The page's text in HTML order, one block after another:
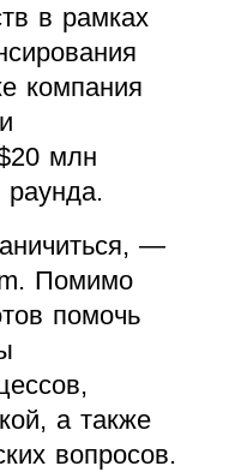
в рамках
компания
млн
—
Помимо
помочь
а также
вопросов.